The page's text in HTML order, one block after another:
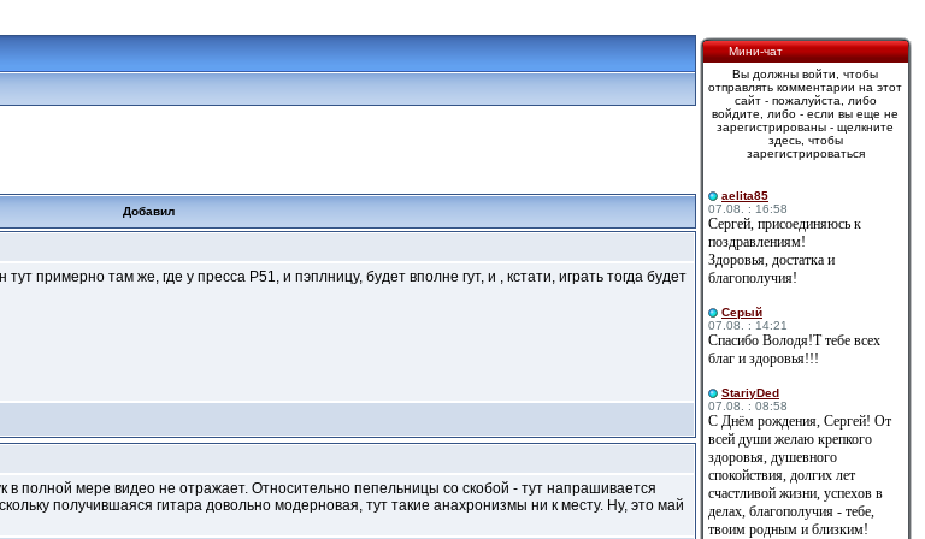
Добавил
примерно там же, где у пресса Р51, и пэплницу, будет вполне гут, и , кстати, играть тогда будет
полной мере видео не отражает. Относительно пепельницы со скобой - тут напрашивается
получившаяся гитара довольно модерновая, тут такие анахронизмы ни к месту. Ну, это май
Мини-чат
Вы должны войти, чтобы
отправлять комментарии на этот
сайт - пожалуйста, либо
войдите, либо - если вы еще не
зарегистрированы - щелкните
здесь, чтобы
зарегистрироваться
aelita85
07.08. : 16:58
Сергей, присоединяюсь к
поздравлениям!
Здоровья, достатка и
благополучия!
Cерый
07.08. : 14:21
Спасибо Володя!Т тебе всех
благ и здоровья!!!
StariyDed
07.08. : 08:58
С Днём рождения, Сергей! От
всей души желаю крепкого
здоровья, душевного
спокойствия, долгих лет
счастливой жизни, успехов в
делах, благополучия - тебе,
твоим родным и близким!